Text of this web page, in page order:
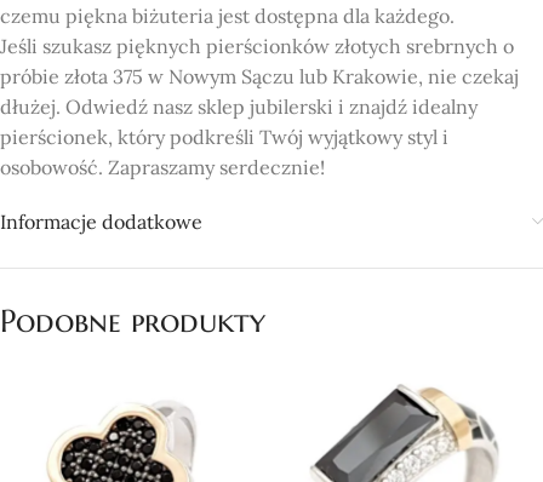
czemu piękna biżuteria jest dostępna dla każdego.
Jeśli szukasz pięknych pierścionków złotych srebrnych o
próbie złota 375 w Nowym Sączu lub Krakowie, nie czekaj
dłużej. Odwiedź nasz sklep jubilerski i znajdź idealny
pierścionek, który podkreśli Twój wyjątkowy styl i
osobowość. Zapraszamy serdecznie!
Informacje dodatkowe
Podobne produkty